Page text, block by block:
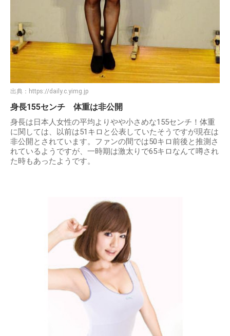
出典： https://daily.c.yimg.jp
身長155センチ 体重は非公開
身長は日本人女性の平均よりやや小さめな155センチ！体重
に関しては、以前は51キロと公表していたそうですが現在は
非公開とされています。ファンの間では50キロ前後と推測さ
れているようですが、一時期は激太りで65キロなんて噂され
た時もあったようです。